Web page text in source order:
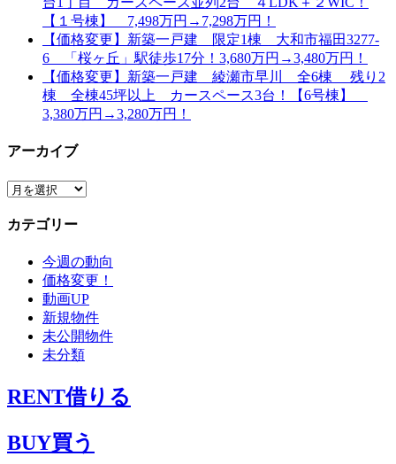
【１号棟】 7,498万円→7,298万円！
【価格変更】新築一戸建 限定1棟 大和市福田3277-
6 「桜ヶ丘」駅徒歩17分！3,680万円→3,480万円！
【価格変更】新築一戸建 綾瀬市早川 全6棟 残り2
棟 全棟45坪以上 カースペース3台！【6号棟】
3,380万円→3,280万円！
アーカイブ
ア
カ
カテゴリー
今週の動向
価格変更！
動画UP
新規物件
未公開物件
未分類
RENT借りる
BUY買う